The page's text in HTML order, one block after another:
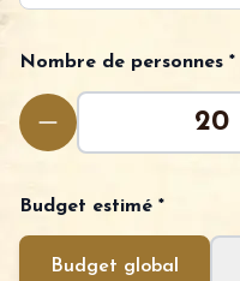
Nombre de personnes *
Budget estimé *
Budget global